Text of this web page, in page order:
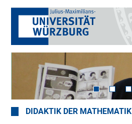
DIDAKTIK DER MATHEMATIK